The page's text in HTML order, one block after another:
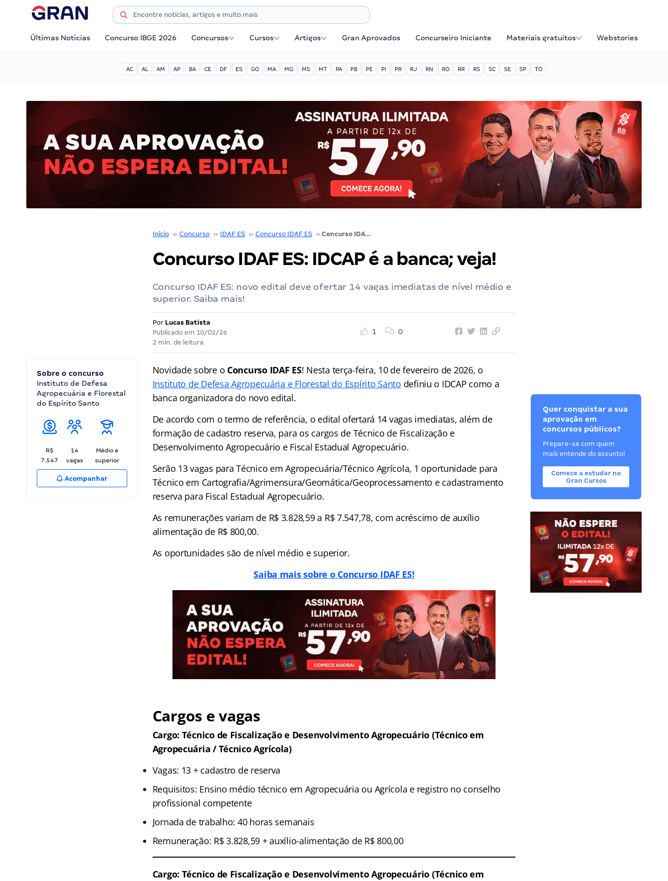
Últimas Notícias Concurso IBGE 2026 Concursos Cursos Artigos Gran Aprovados Concurseiro Iniciante Materiais gratuitos Webstories
AC AL AM AP BA CE DF ES GO MA MG MS MT PA PB PE PI PR RJ RN RO RR RS SC SE SP TO
Início ›› Concurso ›› IDAF ES ›› Concurso IDAF ES ›› Concurso IDAF ES: IDCAP é a banca; veja!
Concurso IDAF ES: IDCAP é a banca; veja!
Concurso IDAF ES: novo edital deve ofertar 14 vagas imediatas de nível médio e
superior. Saiba mais!
Por Lucas Batista
Publicado em 10/02/26
2 min. de leitura
1 0
Sobre o concurso
Instituto de Defesa
Agropecuária e Florestal
do Espírito Santo
R$
7.547
14
vagas
Médio e
superior
Acompanhar
Novidade sobre o Concurso IDAF ES! Nesta terça-feira, 10 de fevereiro de 2026, o
Instituto de Defesa Agropecuária e Florestal do Espírito Santo definiu o IDCAP como a
banca organizadora do novo edital.
De acordo com o termo de referência, o edital ofertará 14 vagas imediatas, além de
formação de cadastro reserva, para os cargos de Técnico de Fiscalização e
Desenvolvimento Agropecuário e Fiscal Estadual Agropecuário.
Serão 13 vagas para Técnico em Agropecuária/Técnico Agrícola, 1 oportunidade para
Técnico em Cartografia/Agrimensura/Geomática/Geoprocessamento e cadastramento
reserva para Fiscal Estadual Agropecuário.
As remunerações variam de R$ 3.828,59 a R$ 7.547,78, com acréscimo de auxílio
alimentação de R$ 800,00.
As oportunidades são de nível médio e superior.
Saiba mais sobre o Concurso IDAF ES!
Cargos e vagas
Cargo: Técnico de Fiscalização e Desenvolvimento Agropecuário (Técnico em
Agropecuária / Técnico Agrícola)
Vagas: 13 + cadastro de reserva
Requisitos: Ensino médio técnico em Agropecuária ou Agrícola e registro no conselho
profissional competente
Jornada de trabalho: 40 horas semanais
Remuneração: R$ 3.828,59 + auxílio-alimentação de R$ 800,00
Cargo: Técnico de Fiscalização e Desenvolvimento Agropecuário (Técnico em
Quer conquistar a sua
aprovação em
concursos públicos?
Prepare-se com quem
mais entende do assunto!
Comece a estudar no
Gran Cursos